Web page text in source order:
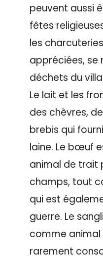
peuvent aussi
fêtes
les
appréciées, se
déchets du
Le lait et les
des chèvres,
brebis qui
laine. Le bœuf
animal de trait
champs, tout
qui est
guerre. Le
comme animal
rarement